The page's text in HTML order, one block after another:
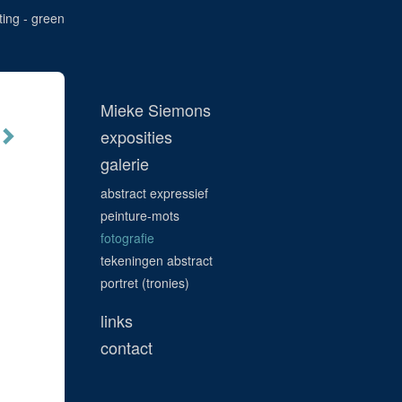
- green
Mieke Siemons
exposities
galerie
abstract expressief
peinture-mots
fotografie
tekeningen abstract
portret (tronies)
links
contact